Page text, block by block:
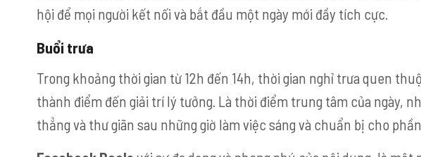
hội để mọi người kết nối và bắt đầu một ngày mới đầy tích cực.
Buổi trưa
Trong khoảng thời gian từ 12h đến 14h, thời gian nghỉ trưa quen
thành điểm đến giải trí lý tưởng. Là thời điểm trung tâm của ngày,
thẳng và thư giãn sau những giờ làm việc sáng và chuẩn bị cho